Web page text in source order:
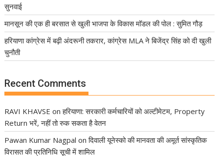
सुनवाई
मानसून की एक ही बरसात से खुली भाजपा के विकास मॉडल की पोल : सुमित गौड़
हरियाणा कांग्रेस में बढ़ी अंदरूनी तकरार, कांग्रेस MLA ने बिजेंद्र सिंह को दी खुली
चुनौती
Recent Comments
RAVI KHAVSE onहरियाणा: सरकारी कर्मचारियों को अल्टीमेटम, Property
Return भरें, नहीं तो रुक सकता है वेतन
Pawan Kumar Nagpal onदिवाली यूनेस्को की मानवता की अमूर्त सांस्कृतिक
विरासत की प्रतिनिधि सूची में शामिल